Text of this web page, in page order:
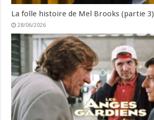
La folle histoire de Mel Brooks (partie 3)
28/06/2026